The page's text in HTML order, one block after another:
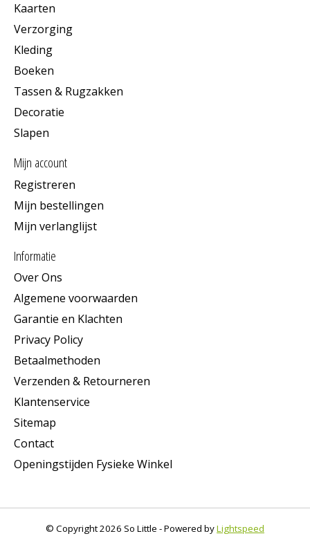
Kaarten
Verzorging
Kleding
Boeken
Tassen & Rugzakken
Decoratie
Slapen
Mijn account
Registreren
Mijn bestellingen
Mijn verlanglijst
Informatie
Over Ons
Algemene voorwaarden
Garantie en Klachten
Privacy Policy
Betaalmethoden
Verzenden & Retourneren
Klantenservice
Sitemap
Contact
Openingstijden Fysieke Winkel
© Copyright 2026 So Little - Powered byLightspeed